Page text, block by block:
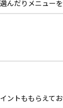
んだりメニュー
ントももらえてお